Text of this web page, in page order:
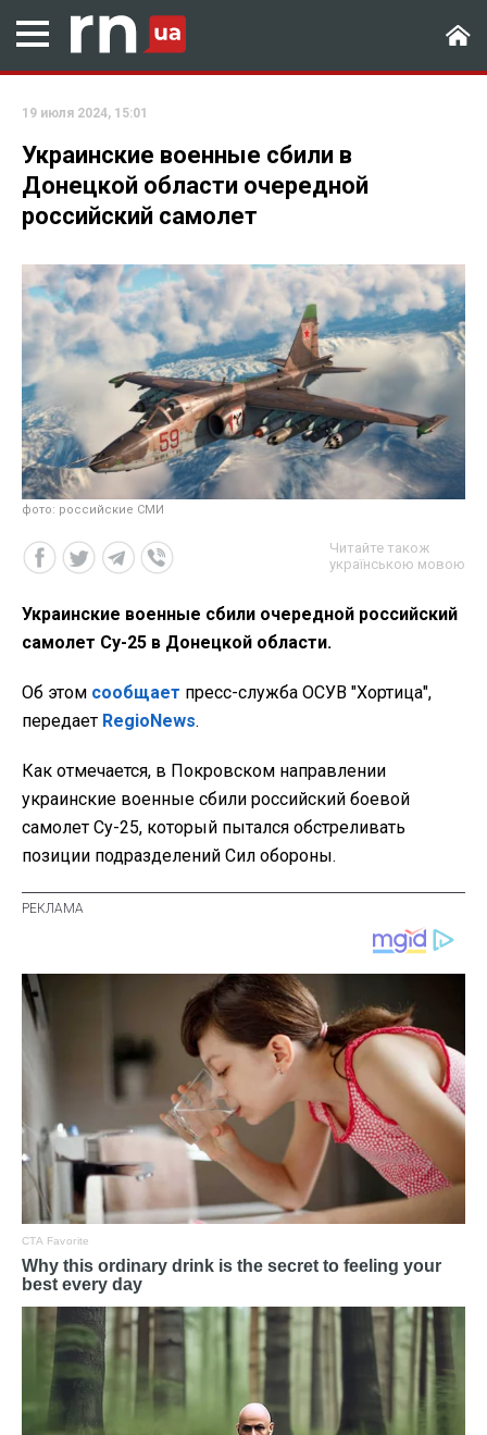
19 июля 2024, 15:01
Украинские военные сбили в
Донецкой области очередной
российский самолет
фото: российские СМИ
Читайте також
українською мовою
Украинские военные сбили очередной российский
самолет Су-25 в Донецкой области.
Об этом сообщает пресс-служба ОСУВ "Хортица",
передает RegioNews.
Как отмечается, в Покровском направлении
украинские военные сбили российский боевой
самолет Су-25, который пытался обстреливать
позиции подразделений Сил обороны.